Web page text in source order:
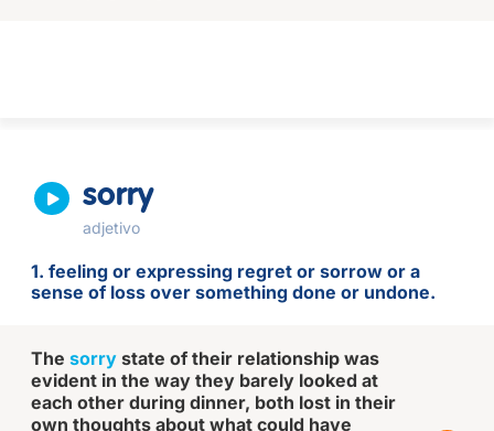
sorry
adjetivo
1. feeling or expressing regret or sorrow or a
sense of loss over something done or undone.
The sorry state of their relationship was
evident in the way they barely looked at
each other during dinner, both lost in their
own thoughts about what could have